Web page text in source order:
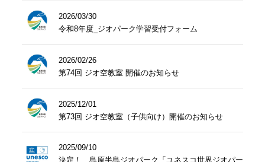
2026/03/30
令和8年度_ジオパーク学習受付フォーム
2026/02/26
第74回 ジオ空教室 開催のお知らせ
2025/12/01
第73回 ジオ空教室（子供向け）開催のお知らせ
2025/09/10
決定！ 島原半島ジオパーク「ユネスコ世界ジオパー